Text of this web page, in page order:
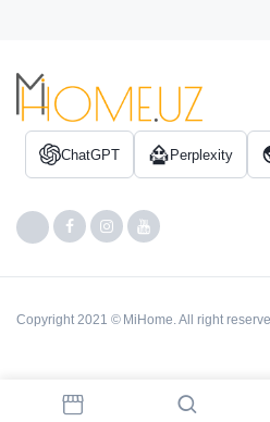
ChatGPT Perplexity
Copyright 2021 © MiHome. All right